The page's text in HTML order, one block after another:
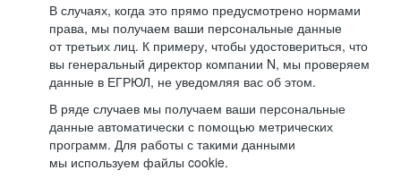
В случаях, когда это прямо предусмотрено нормами
права, мы получаем ваши персональные данные
от третьих лиц. К примеру, чтобы удостовериться, что
вы генеральный директор компании N, мы проверяем
данные в ЕГРЮЛ, не уведомляя вас об этом.
В ряде случаев мы получаем ваши персональные
данные автоматически с помощью метрических
программ. Для работы с такими данными
мы используем файлы cookie.